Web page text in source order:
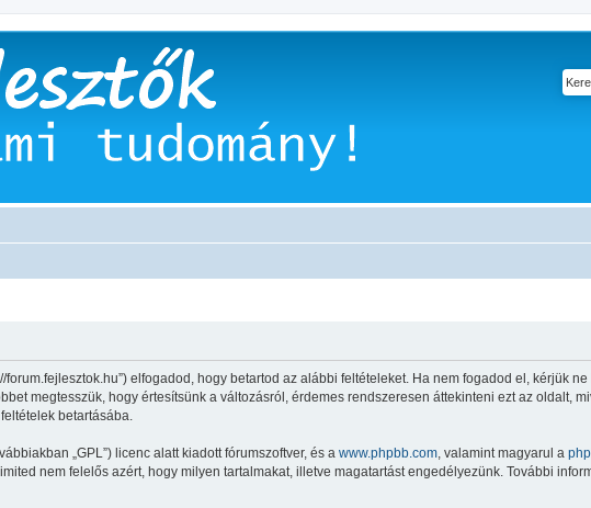
forum.fejlesztok.hu”) elfogadod, hogy betartod az alábbi feltételeket. Ha nem fogadod el, kérjük
megtesszük, hogy értesítsünk a változásról, érdemes rendszeresen áttekinteni ezt az oldalt,
betartásába.
„GPL”) licenc alatt kiadott fórumszoftver, és a www.phpbb.com , valamint magyarul a
nem felelős azért, hogy milyen tartalmakat, illetve magatartást engedélyezünk. További